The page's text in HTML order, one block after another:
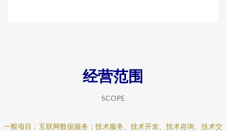
经营范围
SCOPE
一般项目：互联网数据服务；技术服务、技术开发、技术咨询、技术交